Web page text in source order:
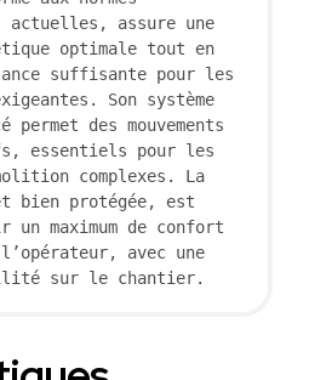
actuelles, assure une
optimale tout en
suffisante pour les
Son système
permet des mouvements
essentiels pour les
complexes. La
bien protégée, est
maximum de confort
avec une
sur le chantier.